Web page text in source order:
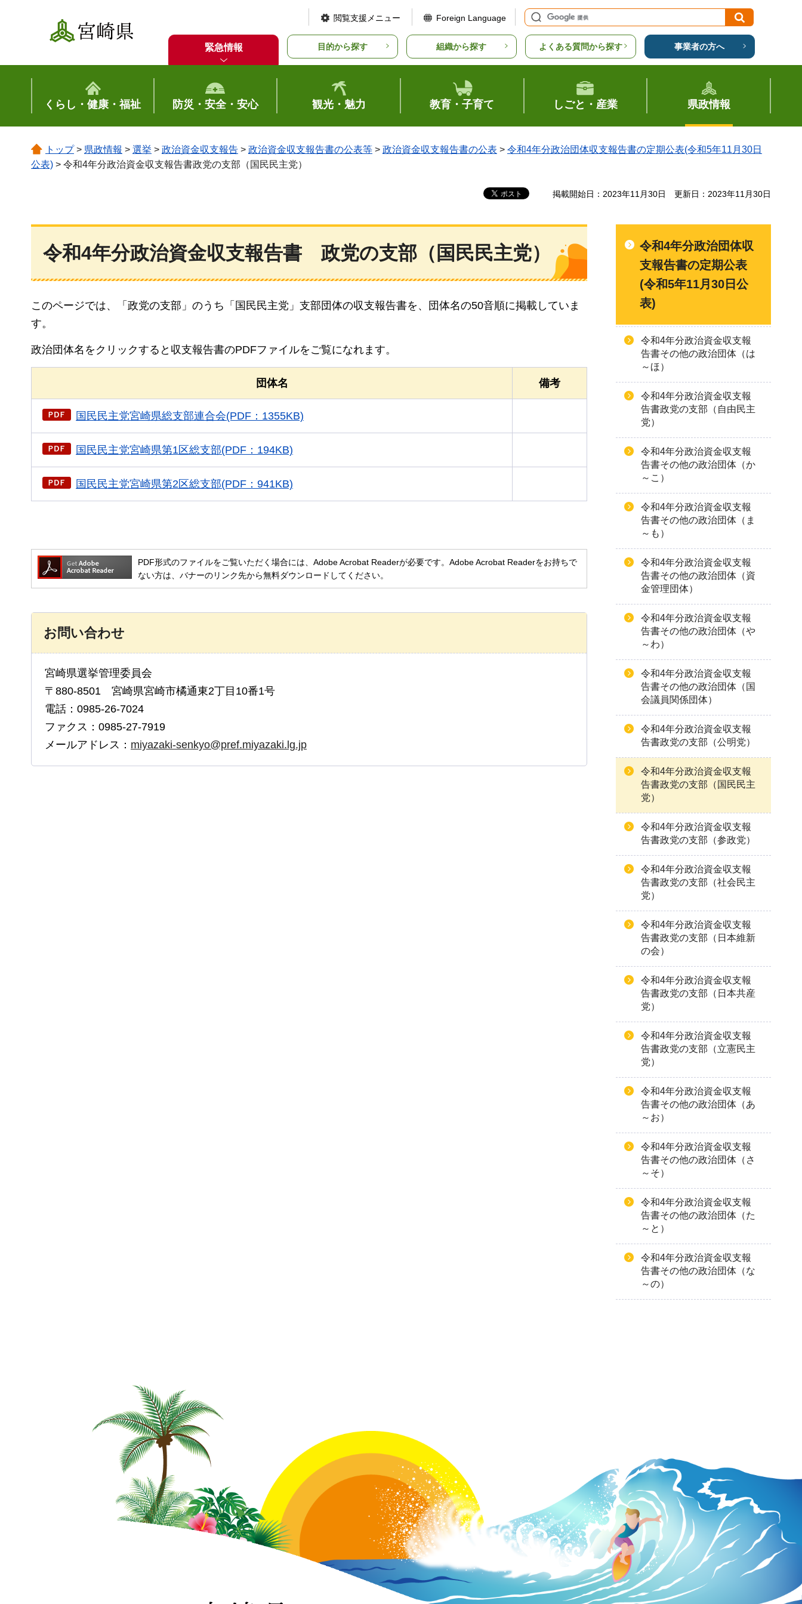
宮崎県
閲覧支援メニュー Foreign Language
緊急情報 目的から探す 組織から探す よくある質問から探す 事業者の方へ
くらし・健康・福祉 防災・安全・安心 観光・魅力 教育・子育て しごと・産業 県政情報
トップ> 県政情報 > 選挙 > 政治資金収支報告 > 政治資金収支報告書の公表等 > 政治資金収支報告書の公表 > 令和4年分政治団体収支報告書の定期公表(令和5年11月30日
公表) > 令和4年分政治資金収支報告書政党の支部（国民民主党）
掲載開始日：2023年11月30日 更新日：2023年11月30日
令和4年分政治資金収支報告書 政党の支部（国民民主党）
このページでは、「政党の支部」のうち「国民民主党」支部団体の収支報告書を、団体名の50音順に掲載していま
す。
政治団体名をクリックすると収支報告書のPDFファイルをご覧になれます。
団体名 備考
国民民主党宮崎県総支部連合会(PDF：1355KB)
国民民主党宮崎県第1区総支部(PDF：194KB)
国民民主党宮崎県第2区総支部(PDF：941KB)
PDF形式のファイルをご覧いただく場合には、Adobe Acrobat Readerが必要です。Adobe Acrobat Readerをお持ちで
ない方は、バナーのリンク先から無料ダウンロードしてください。
お問い合わせ
宮崎県選挙管理委員会
〒880-8501 宮崎県宮崎市橘通東2丁目10番1号
電話：0985-26-7024
ファクス：0985-27-7919
メールアドレス： miyazaki-senkyo@pref.miyazaki.lg.jp
令和4年分政治団体収
支報告書の定期公表
(令和5年11月30日公
表)
令和4年分政治資金収支報
告書その他の政治団体（は
～ほ）
令和4年分政治資金収支報
告書政党の支部（自由民主
党）
令和4年分政治資金収支報
告書その他の政治団体（か
～こ）
令和4年分政治資金収支報
告書その他の政治団体（ま
～も）
令和4年分政治資金収支報
告書その他の政治団体（資
金管理団体）
令和4年分政治資金収支報
告書その他の政治団体（や
～わ）
令和4年分政治資金収支報
告書その他の政治団体（国
会議員関係団体）
令和4年分政治資金収支報
告書政党の支部（公明党）
令和4年分政治資金収支報
告書政党の支部（国民民主
党）
令和4年分政治資金収支報
告書政党の支部（参政党）
令和4年分政治資金収支報
告書政党の支部（社会民主
党）
令和4年分政治資金収支報
告書政党の支部（日本維新
の会）
令和4年分政治資金収支報
告書政党の支部（日本共産
党）
令和4年分政治資金収支報
告書政党の支部（立憲民主
党）
令和4年分政治資金収支報
告書その他の政治団体（あ
～お）
令和4年分政治資金収支報
告書その他の政治団体（さ
～そ）
令和4年分政治資金収支報
告書その他の政治団体（た
～と）
令和4年分政治資金収支報
告書その他の政治団体（な
～の）